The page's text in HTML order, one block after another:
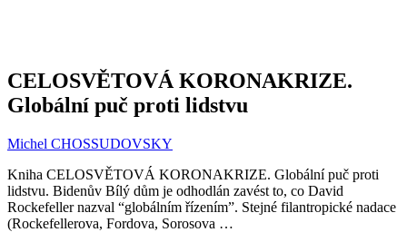
CELOSVĚTOVÁ KORONAKRIZE.
Globální puč proti lidstvu
Michel CHOSSUDOVSKY
Kniha CELOSVĚTOVÁ KORONAKRIZE. Globální puč proti
lidstvu. Bidenův Bílý dům je odhodlán zavést to, co David
Rockefeller nazval “globálním řízením”. Stejné filantropické nadace
(Rockefellerova, Fordova, Sorosova …